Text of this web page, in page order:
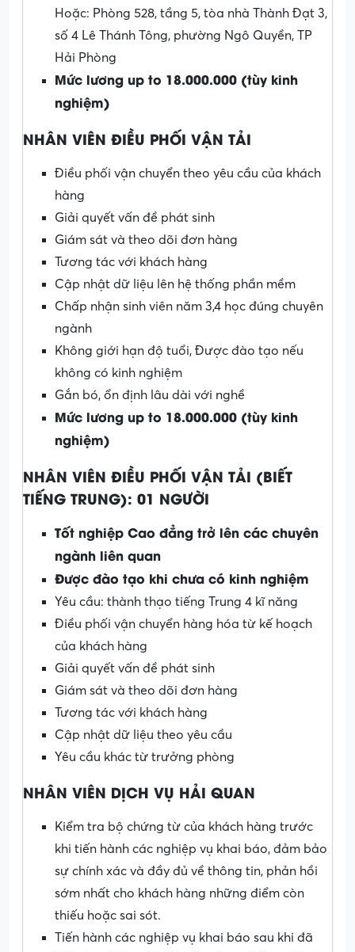
Hoặc: Phòng 528, tầng 5, tòa nhà Thành Đạt 3,
số 4 Lê Thánh Tông, phường Ngô Quyền, TP
Hải Phòng
Mức lương up to 18.000.000 (tùy kinh
nghiệm)
NHÂN VIÊN ĐIỀU PHỐI VẬN TẢI
Điều phối vận chuyển theo yêu cầu của khách
hàng
Giải quyết vấn đề phát sinh
Giám sát và theo dõi đơn hàng
Tương tác với khách hàng
Cập nhật dữ liệu lên hệ thống phần mềm
Chấp nhận sinh viên năm 3,4 học đúng chuyên
ngành
Không giới hạn độ tuổi, Được đào tạo nếu
không có kinh nghiệm
Gắn bó, ổn định lâu dài với nghề
Mức lương up to 18.000.000 (tùy kinh
nghiệm)
NHÂN VIÊN ĐIỀU PHỐI VẬN TẢI (BIẾT
TIẾNG TRUNG): 01 NGƯỜI
Tốt nghiệp Cao đẳng trở lên các chuyên
ngành liên quan
Được đào tạo khi chưa có kinh nghiệm
Yêu cầu: thành thạo tiếng Trung 4 kĩ năng
Điều phối vận chuyển hàng hóa từ kế hoạch
của khách hàng
Giải quyết vấn đề phát sinh
Giám sát và theo dõi đơn hàng
Tương tác với khách hàng
Cập nhật dữ liệu theo yêu cầu
Yêu cầu khác từ trưởng phòng
NHÂN VIÊN DỊCH VỤ HẢI QUAN
Kiểm tra bộ chứng từ của khách hàng trước
khi tiến hành các nghiệp vụ khai báo, đảm bảo
sự chính xác và đầy đủ về thông tin, phản hồi
sớm nhất cho khách hàng những điểm còn
thiếu hoặc sai sót.
Tiến hành các nghiệp vụ khai báo sau khi đã